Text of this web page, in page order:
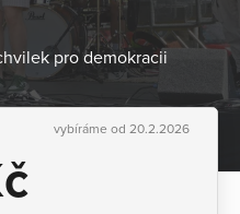
pro demokracii
vybíráme od 20.2.2026